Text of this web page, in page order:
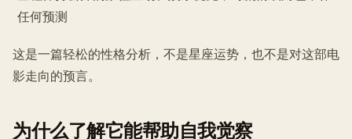
任何预测
这是一篇轻松的性格分析，不是星座运势，也不是对这部电
影走向的预言。
为什么了解它能帮助自我觉察